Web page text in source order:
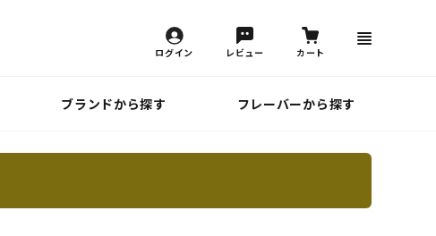
ログイン レビュー カート
ブランドから探す フレーバーから探す